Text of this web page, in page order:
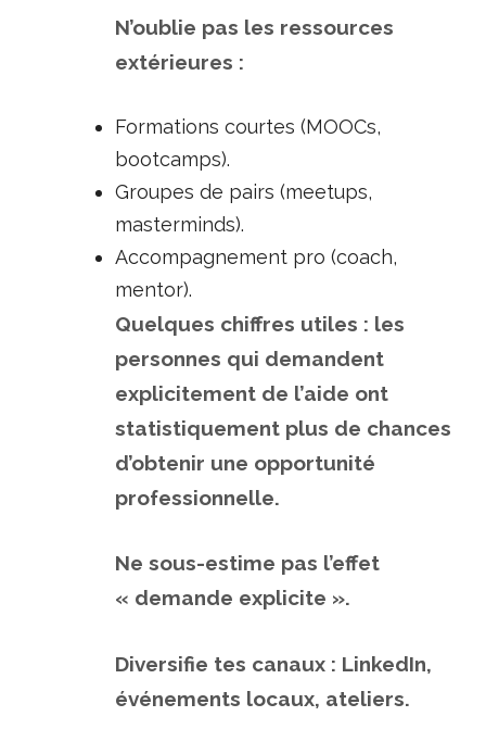
N’oublie pas les ressources
extérieures :
Formations courtes (MOOCs,
bootcamps).
Groupes de pairs (meetups,
masterminds).
Accompagnement pro (coach,
mentor).
Quelques chiffres utiles : les
personnes qui demandent
explicitement de l’aide ont
statistiquement plus de chances
d’obtenir une opportunité
professionnelle.
Ne sous-estime pas l’effet
« demande explicite ».
Diversifie tes canaux : LinkedIn,
événements locaux, ateliers.